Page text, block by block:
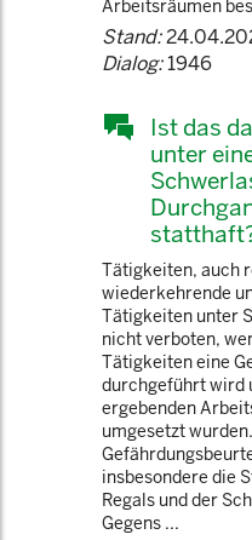
Arbeitsräumen
Stand:
Dialog:1946
Ist das
unter
Tätigkeiten, auch
wiederkehrende
Tätigkeiten unter
nicht verboten,
Tätigkeiten eine
durchgeführt wird
ergebenden
umgesetzt
insbesondere die
Regals und der
Gegens ...